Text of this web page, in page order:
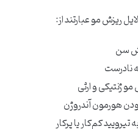
ریزش مو عبارتند از:
سن
نادرست
ژنتیکی و ارثی
هورمون آندروژن
تیرویید کم‌کار یا پرکار